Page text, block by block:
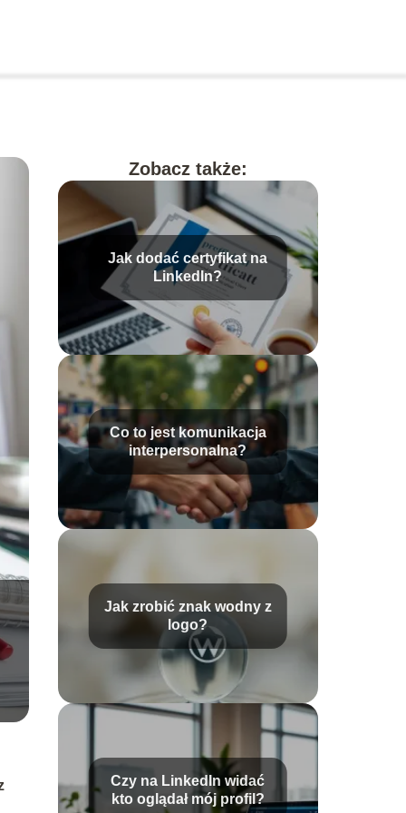
Zobacz także:
Jak dodać certyfikat na
LinkedIn?
Co to jest komunikacja
interpersonalna?
Jak zrobić znak wodny z
logo?
Czy na LinkedIn widać
kto oglądał mój profil?